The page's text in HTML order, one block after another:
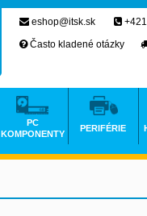
eshop@itsk.sk
Často kladené otázky
PC
KOMPONENTY
PERIFÉRIE